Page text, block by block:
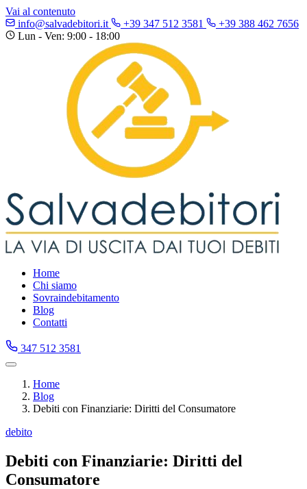
Vai al contenuto
info@salvadebitori.it
+39 347 512 3581
+39 388 462 7656
Lun - Ven: 9:00 - 18:00
Home
Chi siamo
Sovraindebitamento
Blog
Contatti
347 512 3581
Home
Blog
Debiti con Finanziarie: Diritti del Consumatore
debito
Debiti con Finanziarie: Diritti del
Consumatore